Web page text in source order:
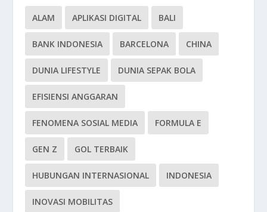
ALAM APLIKASI DIGITAL BALI
BANK INDONESIA BARCELONA CHINA
DUNIA LIFESTYLE DUNIA SEPAK BOLA
EFISIENSI ANGGARAN
FENOMENA SOSIAL MEDIA FORMULA E
GEN Z GOL TERBAIK
HUBUNGAN INTERNASIONAL INDONESIA
INOVASI MOBILITAS